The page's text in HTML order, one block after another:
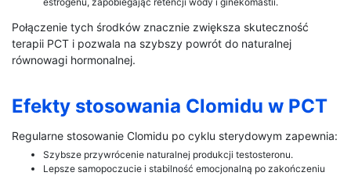
Połączenie tych środków znacznie zwiększa skuteczność
terapii PCT i pozwala na szybszy powrót do naturalnej
równowagi hormonalnej.
Efekty stosowania Clomidu w PCT
Regularne stosowanie Clomidu po cyklu sterydowym zapewnia:
Szybsze przywrócenie naturalnej produkcji testosteronu.
Lepsze samopoczucie i stabilność emocjonalną po zakończeniu